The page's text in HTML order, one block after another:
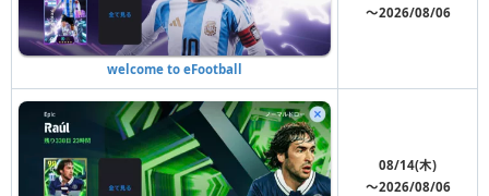
welcome to eFootball
〜2026/08/06
08/14(木)
〜2026/08/06